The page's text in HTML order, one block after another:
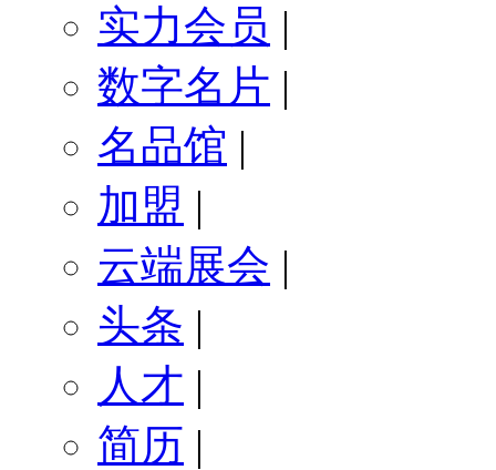
实力会员 |
数字名片 |
名品馆 |
加盟 |
云端展会 |
头条 |
人才 |
简历 |